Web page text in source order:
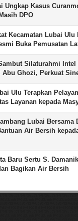
Ungkap Kasus
DPO
Kecamatan Lubai Ulu
Buka Pemusatan
Silaturahmi Intel
Abu Ghozi, Perkuat
Ulu Terapkan
Layanan kepada
Lubai Bersama
Air Bersih
Baru Sertu S.
Bagikan Air Bersih